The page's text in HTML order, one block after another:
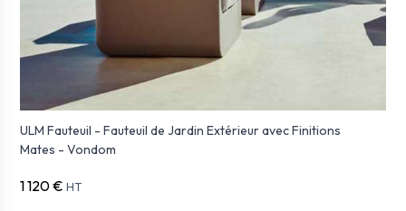
ULM Fauteuil - Fauteuil de Jardin Extérieur avec Finitions
Mates - Vondom
1 120 € HT